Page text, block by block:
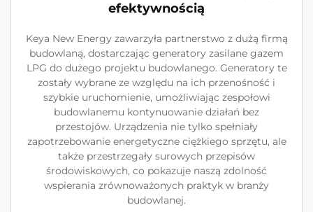
efektywnością
Keya New Energy zawarzyła partnerstwo z dużą firmą
budowlaną, dostarczając generatory zasilane gazem
LPG do dużego projektu budowlanego. Generatory te
zostały wybrane ze względu na ich przenośność i
szybkie uruchomienie, umożliwiając zespołowi
budowlanemu kontynuowanie działań bez
przestojów. Urządzenia nie tylko spełniały
zapotrzebowanie energetyczne ciężkiego sprzętu, ale
także przestrzegały surowych przepisów
środowiskowych, co pokazuje naszą zdolność
wspierania zrównoważonych praktyk w branży
budowlanej.